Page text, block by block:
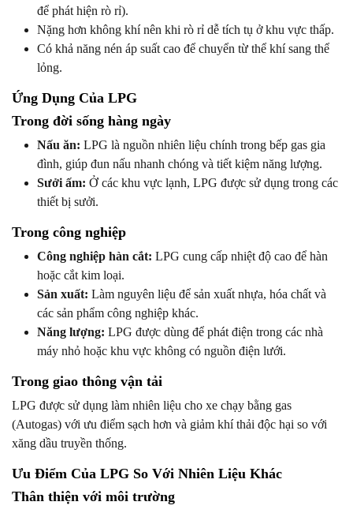
để phát hiện rò rỉ).
Nặng hơn không khí nên khi rò rỉ dễ tích tụ ở khu vực thấp.
Có khả năng nén áp suất cao để chuyển từ thể khí sang thể
lỏng.
Ứng Dụng Của LPG
Trong đời sống hàng ngày
Nấu ăn: LPG là nguồn nhiên liệu chính trong bếp gas gia
đình, giúp đun nấu nhanh chóng và tiết kiệm năng lượng.
Sưởi ấm: Ở các khu vực lạnh, LPG được sử dụng trong các
thiết bị sưởi.
Trong công nghiệp
Công nghiệp hàn cắt: LPG cung cấp nhiệt độ cao để hàn
hoặc cắt kim loại.
Sản xuất: Làm nguyên liệu để sản xuất nhựa, hóa chất và
các sản phẩm công nghiệp khác.
Năng lượng: LPG được dùng để phát điện trong các nhà
máy nhỏ hoặc khu vực không có nguồn điện lưới.
Trong giao thông vận tải
LPG được sử dụng làm nhiên liệu cho xe chạy bằng gas
(Autogas) với ưu điểm sạch hơn và giảm khí thải độc hại so với
xăng dầu truyền thống.
Ưu Điểm Của LPG So Với Nhiên Liệu Khác
Thân thiện với môi trường